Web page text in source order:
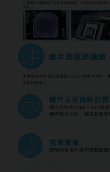
T-Garden FLANMY
T-Garden Loveil
T-Garden Chu's me
韓國隱眼品牌
CLB Color波斯霓彩